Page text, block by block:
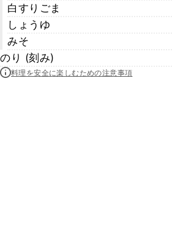
白すりごま
しょうゆ
みそ
のり (刻み)
料理を安全に楽しむための注意事項